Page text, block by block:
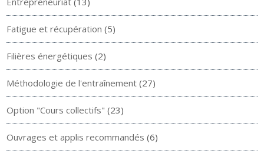
Fatigue et récupération (5)
Filières énergétiques (2)
Méthodologie de l'entraînement (27)
Option "Cours collectifs" (23)
Ouvrages et applis recommandés (6)